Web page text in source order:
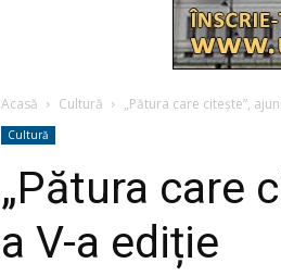
Acasă Cultură „Pătura care citește”,
Cultură
„Pătura care
a V-a ediție